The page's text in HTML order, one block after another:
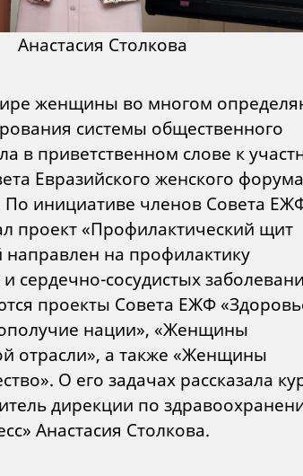
Анастасия Столкова
женщины во многом
системы общественного
в приветственном слове к
Евразийского женского форума
По инициативе членов Совета
проект «Профилактический щит
направлен на профилактику
сердечно-сосудистых
проекты Совета ЕЖФ
нации», «Женщины
отрасли», а также «Женщины
О его задачах рассказала
дирекции по
Анастасия Столкова.